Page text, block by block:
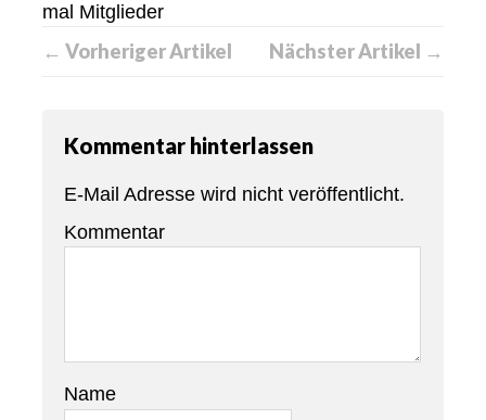
mal Mitglieder
← Vorheriger Artikel Nächster Artikel →
Kommentar hinterlassen
E-Mail Adresse wird nicht veröffentlicht.
Kommentar
Name